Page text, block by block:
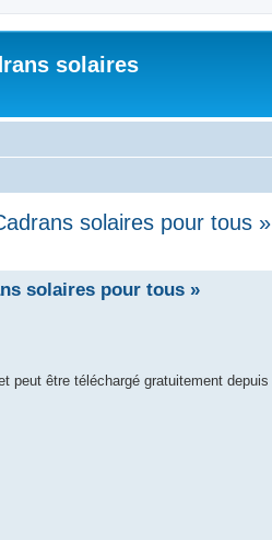
solaires
solaires pour tous »
solaires pour tous »
peut être téléchargé gratuitement depuis